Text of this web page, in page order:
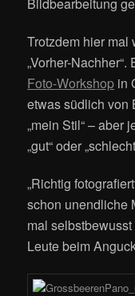
Trotzdem hier
„Vorher-
Foto-Workshop in
etwas südlich von
„mein Stil“ – aber
„gut“ oder
„Richtig
schon unendliche
mal
Leute beim